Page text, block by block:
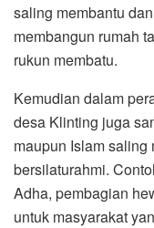
saling membantu
membangun rumah
rukun membatu.
Kemudian dalam
desa Klinting juga
maupun Islam
bersilaturahmi.
Adha, pembagian
untuk masyarakat